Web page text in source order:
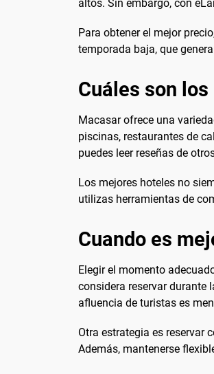
altos. Sin embargo, con
Para obtener el mejor
temporada baja, que
Cuáles son
Macasar ofrece una
piscinas, restaurantes de
puedes leer reseñas de
Los mejores hoteles no
utilizas herramientas de
Cuando es
Elegir el momento
considera reservar durante
afluencia de turistas es
Otra estrategia es reservar
Además, mantenerse